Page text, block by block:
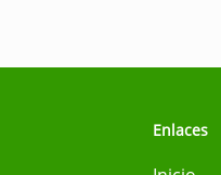
Enlaces